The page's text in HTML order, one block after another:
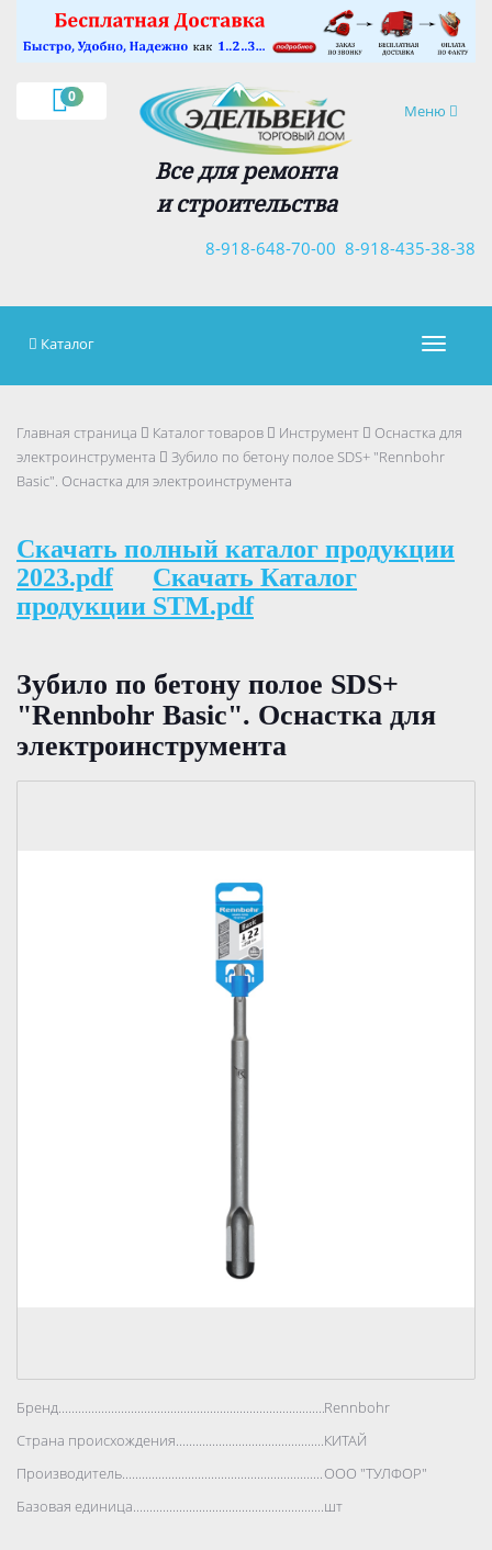
0
Навигация
Меню
Все для ремонта
и строительства
8-918-435-38-38
8-918-648-70-00
×
Каталог
Главная страница Каталог товаров Инструмент
Оснастка для
электроинструмента
Зубило по бетону полое SDS+ "Rennbohr
Basic". Оснастка для электроинструмента
Скачать полный каталог продукции
2023.pdf
Скачать Каталог
продукции STM.pdf
Зубило по бетону полое SDS+
"Rennbohr Basic". Оснастка для
электроинструмента
Бренд..................................................................................Rennbohr
Страна происхождения..................................................................................
КИТАЙ
Производитель..................................................................................
ООО "ТУЛФОР"
Базовая единица..................................................................................
шт